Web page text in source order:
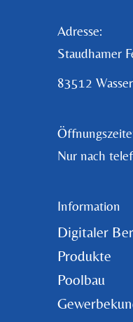
Adresse:
Staudhamer
83512
Nur nach
Information
Digitaler
Produkte
Poolbau